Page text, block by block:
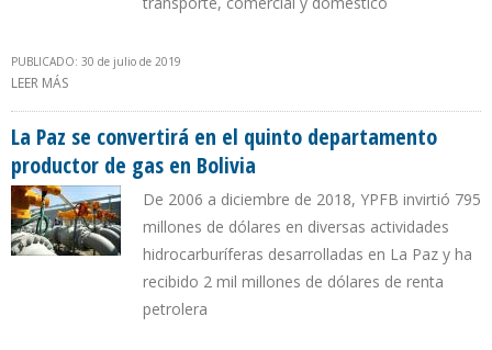
PUBLICADO: 30 de julio de 2019
LEER MÁS
La Paz se convertirá en el quinto departamento
productor de gas en Bolivia
De 2006 a diciembre de 2018, YPFB invirtió 795
millones de dólares en diversas actividades
hidrocarburíferas desarrolladas en La Paz y ha
recibido 2 mil millones de dólares de renta
petrolera